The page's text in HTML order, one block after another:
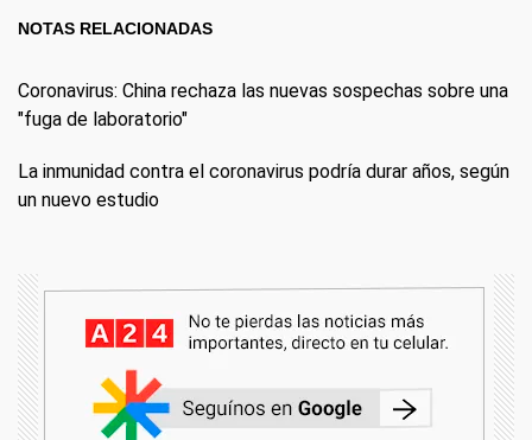
NOTAS RELACIONADAS
Coronavirus: China rechaza las nuevas sospechas sobre una
"fuga de laboratorio"
La inmunidad contra el coronavirus podría durar años, según
un nuevo estudio